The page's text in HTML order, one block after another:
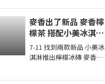
續等iPhone 的摺疊機 在
這部 ...
麥香出了新品 麥香檸
檬茶 搭配小美冰淇淋
新品 檸檬冰磚 好好
喝喔
7-11 找到兩款新品 小美冰
淇淋推出檸檬冰磚 麥香推